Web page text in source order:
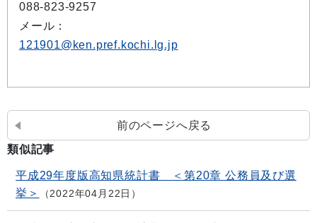
088-823-9257
メール：
121901@ken.pref.kochi.lg.jp
前のページへ戻る
類似記事
平成29年度版高知県統計書 ＜第20章 公務員及び選
挙＞
2022年04月22日